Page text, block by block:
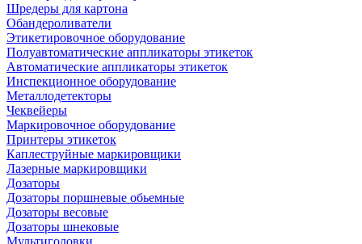
Шредеры для картона
Обандероливатели
Этикетировочное оборудование
Полуавтоматические аппликаторы этикеток
Автоматические аппликаторы этикеток
Инспекционное оборудование
Металлодетекторы
Чеквейеры
Маркировочное оборудование
Принтеры этикеток
Каплеструйные маркировщики
Лазерные маркировщики
Дозаторы
Дозаторы поршневые обьемные
Дозаторы весовые
Дозаторы шнековые
Мультиголовки